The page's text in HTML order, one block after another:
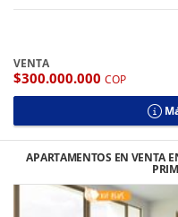
VENTA
$300.000.000 COP
APARTAMENTOS EN VENTA